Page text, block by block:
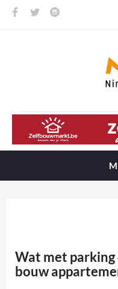
Wat met parking
bouw